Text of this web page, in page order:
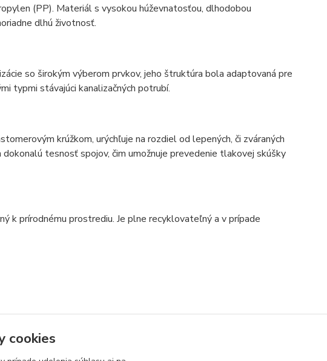
(PP). Materiál s vysokou húževnatosťou, dlhodobou
dlhú životnosť.
so širokým výberom prvkov, jeho štruktúra bola adaptovaná pre
typmi stávajúci kanalizačných potrubí.
krúžkom, urýchľuje na rozdiel od lepených, či zváraných
tesnosť spojov, čim umožnuje prevedenie tlakovej skúšky
k prírodnému prostrediu. Je plne recyklovateľný a v prípade
HT systém - trubky a
cookies